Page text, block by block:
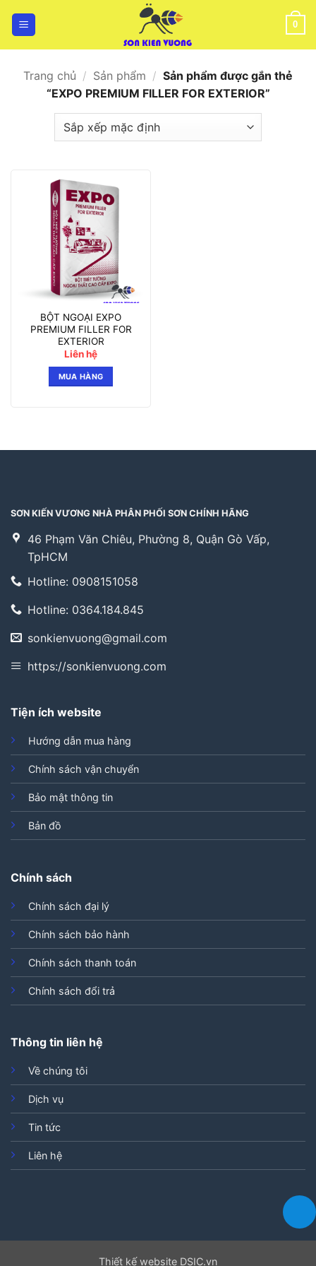
0
Trang chủ / Sản phẩm / Sản phẩm được gắn thẻ
“EXPO PREMIUM FILLER FOR EXTERIOR”
BỘT NGOẠI EXPO
PREMIUM FILLER FOR
EXTERIOR
Liên hệ
MUA HÀNG
SƠN KIẾN VƯƠNG NHÀ PHÂN PHỐI SƠN CHÍNH HÃNG
46 Phạm Văn Chiêu, Phường 8, Quận Gò Vấp,
TpHCM
Hotline: 0908151058
Hotline: 0364.184.845
sonkienvuong@gmail.com
https://sonkienvuong.com
Tiện ích website
Hướng dẫn mua hàng
Chính sách vận chuyển
Bảo mật thông tin
Bản đồ
Chính sách
Chính sách đại lý
Chính sách bảo hành
Chính sách thanh toán
Chính sách đổi trả
Thông tin liên hệ
Về chúng tôi
Dịch vụ
Tin tức
Liên hệ
Thiết kế website DSIC.vn